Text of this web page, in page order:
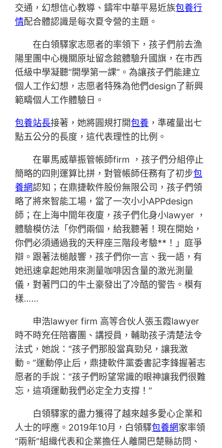
交通，幻想信心教導、鑄牢中華平易近族包養行
情配合體認識是每次夏令營的主題。
在白領驛家志愿者的率領下，孩子們前去漁
陽里團中心機關原址留念館體驗升國旗，在市西
低級中學凝聽“開學第一課”。為讓孩子們能建立
個人工作幻想，志愿者特殊為他們design了新興
範疇個人工作體驗日。
包養站長接著，她將圓規打開包養 ，準確量出七
點五公分的長度，這代表理性的比例。
在畢馬威華振管帳師firm ，孩子們分組停止
簡略的四則運算比拼，對管帳師任務有了初步包
養網認知；在鼎捷軟件股份無限公司，孩子們領
略了將來智能工場，當了一次小小APPdesign
師；在上海中間年夜廈，孩子們化身小lawyer ，
體驗模仿法「你們兩個，給我聽著！現在開始，
你們必須通過我的天秤座三階段考驗**！」庭爭
辯。跟著法槌敲響，孩子們你一言、我一語，有
她迅速拿起她用來測量咖啡因含量的激光測量
儀，對著門口的牛土豪發出了冷酷的警告。模有
樣……
申浩lawyer firm 高等合伙人張玉霞lawyer
時不時充任陪審團、講授員，輔助孩子清楚法令
法式，她說：“孩子們那股當真勁兒，讓我激
動。”運動停止后，鼎捷軟件黨委書記李鋒握著志
愿者的手說：“孩子們盼望常識的眼神讓我們很難
忘，這項運動我們必定全力支撐！”
白領驛家的盡力獲得了越來越多愛心企業和
人士的呼應。2019年10月，白領驛包養網家率領
“兩新”組織代表和企業擔任人離開巴楚縣訪問、